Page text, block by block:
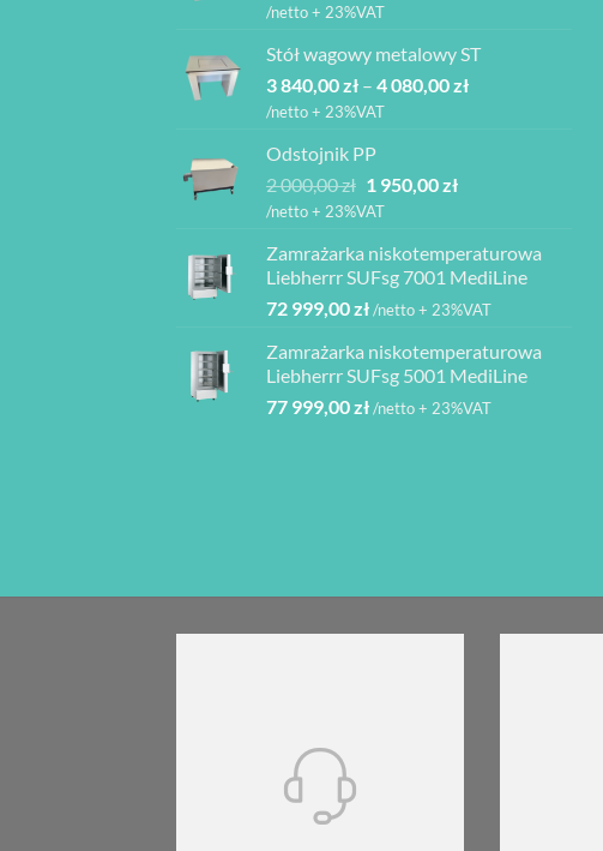
2
760,00 zł
/netto + 23%VAT
Stół wagowy metalowy ST
3 840,00zł – 4 080,00złZakres
080,00 zł
/netto + 23%VAT
Odstojnik PP
2 000,00zł Pierwotna
cena
2
000,00 zł.
1 950,00złAktualna
1
950,00 zł.
/netto + 23%VAT
Zamrażarka niskotemperaturowa
Liebherrr SUFsg 7001 MediLine
72 999,00zł/netto + 23%VAT
Zamrażarka niskotemperaturowa
Liebherrr SUFsg 5001 MediLine
77 999,00zł/netto + 23%VAT